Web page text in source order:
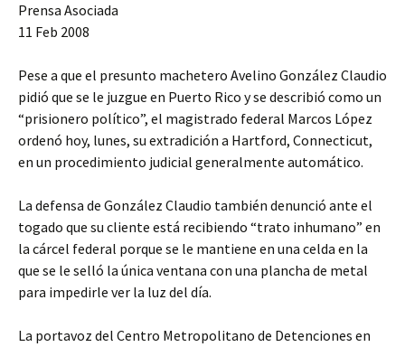
Prensa Asociada
11 Feb 2008
Pese a que el presunto machetero Avelino González Claudio
pidió que se le juzgue en Puerto Rico y se describió como un
“prisionero político”, el magistrado federal Marcos López
ordenó hoy, lunes, su extradición a Hartford, Connecticut,
en un procedimiento judicial generalmente automático.
La defensa de González Claudio también denunció ante el
togado que su cliente está recibiendo “trato inhumano” en
la cárcel federal porque se le mantiene en una celda en la
que se le selló la única ventana con una plancha de metal
para impedirle ver la luz del día.
La portavoz del Centro Metropolitano de Detenciones en